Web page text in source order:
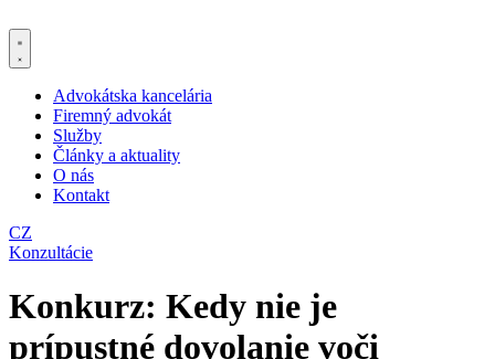
na
obsah
Advokátska kancelária
Firemný advokát
Služby
Články a aktuality
O nás
Kontakt
CZ
Konzultácie
Konkurz: Kedy nie je
prípustné dovolanie voči